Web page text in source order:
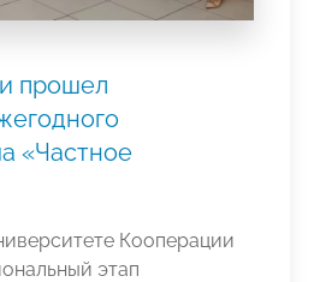
прошел
«Частное
Кооперации
этап